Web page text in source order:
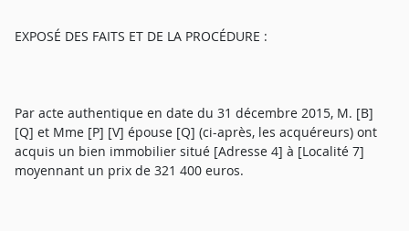
EXPOSÉ DES FAITS ET DE LA PROCÉDURE :
Par acte authentique en date du 31 décembre 2015, M. [B]
[Q] et Mme [P] [V] épouse [Q] (ci-après, les acquéreurs) ont
acquis un bien immobilier situé [Adresse 4] à [Localité 7]
moyennant un prix de 321 400 euros.